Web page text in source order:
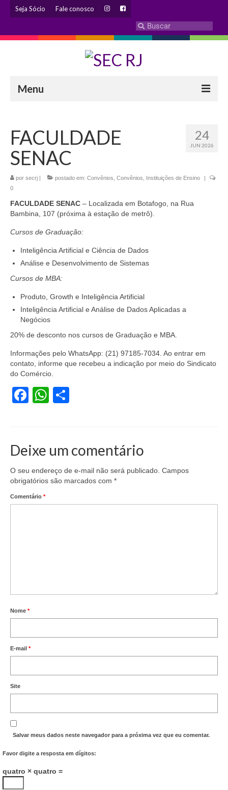
Seja Sócio Fale conosco
Menu
Eleição 2024 – Comissão Eleitoral
Histórico
Diretoria
Estatuto
Atendimentos
Coletivo de Igualdade Racial
DENÚNCIAS
SERVIÇOS
Acordos e convenções
Homologações
Jurídico
Aplicativo Comerciários RJ
Acordo de Feriado para Empresas
CIPA
Convênios
Dependentes
Benefício Social Familiar
FIQUE POR DENTRO
24
JUN 2026
FACULDADE
SENAC
por secrj | postado em: Convênios Convênios Instituições de Ensino
|
0
FACULDADE SENAC – Localizada em Botafogo, na Rua
Bambina, 107 (próxima à estação de metrô).
Cursos de Graduação:
Inteligência Artificial e Ciência de Dados
Análise e Desenvolvimento de Sistemas
Cursos de MBA:
Produto, Growth e Inteligência Artificial
Inteligência Artificial e Análise de Dados Aplicadas a
Negócios
20% de desconto nos cursos de Graduação e MBA.
Informações pelo WhatsApp: (21) 97185-7034. Ao entrar em
contato, informe que recebeu a indicação por meio do Sindicato
do Comércio.
Facebook
WhatsApp
Deixe um comentário
O seu endereço de e-mail não será publicado. Campos
obrigatórios são marcados com *
Comentário *
Nome *
E-mail *
Site
Salvar meus dados neste navegador para a próxima vez que eu comentar.
Favor digite a resposta em dígitos:
quatro × quatro =